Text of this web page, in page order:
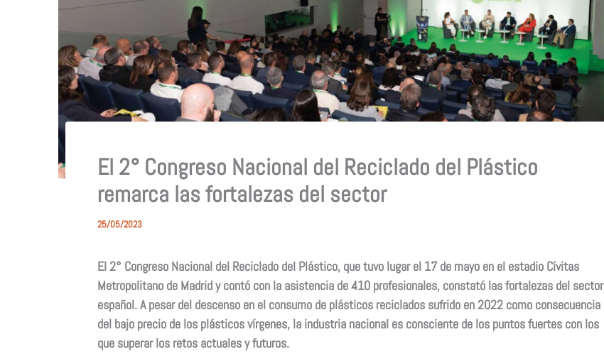
El 2° Congreso Nacional del Reciclado del Plástico
remarca las fortalezas del sector
25/05/2023
El 2° Congreso Nacional del Reciclado del Plástico, que tuvo lugar el 17 de mayo en el estadio Cívitas
Metropolitano de Madrid y contó con la asistencia de 410 profesionales, constató las fortalezas del sector
español. A pesar del descenso en el consumo de plásticos reciclados sufrido en 2022 como consecuencia
del bajo precio de los plásticos vírgenes, la industria nacional es consciente de los puntos fuertes con los
que superar los retos actuales y futuros.